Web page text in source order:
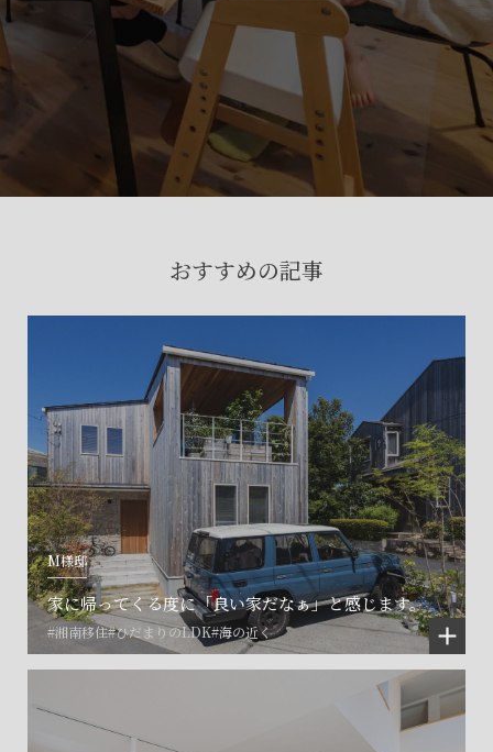
おすすめの記事
M様邸
家に帰ってくる度に「良い家だなぁ」と感じます。
#湘南移住#ひだまりのLDK#海の近く
賃貸管理サイトはこちら
会社に関することや物件についての
お問い合わせはこちらから
ご相談はこちら
関連施設一覧
©SET inc.